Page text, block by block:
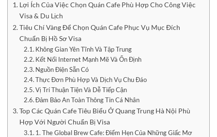
Lợi Ích Của Việc Chọn Quán Cafe Phù Hợp Cho Công Việc
Visa & Du Lịch
Tiêu Chí Vàng Để Chọn Quán Cafe Phục Vụ Mục Đích
Chuẩn Bị Hồ Sơ Visa
Không Gian Yên Tĩnh Và Tập Trung
Kết Nối Internet Mạnh Mẽ Và Ổn Định
Nguồn Điện Sẵn Có
Thực Đơn Phù Hợp Và Dịch Vụ Chu Đáo
Vị Trí Thuận Tiện Và Dễ Tiếp Cận
Đảm Bảo An Toàn Thông Tin Cá Nhân
Top Các Quán Cafe Tiêu Biểu Ở Quang Trung Hà Nội Phù
Hợp Với Người Chuẩn Bị Visa
1. The Global Brew Cafe: Điểm Hẹn Của Những Giấc Mơ